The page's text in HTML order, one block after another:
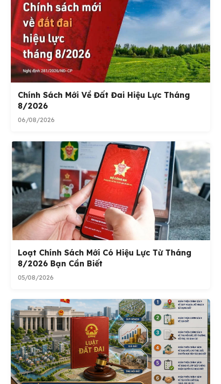
Chính Sách Mới Về Đất Đai Hiệu Lực Tháng
8/2026
06/08/2026
Loạt Chính Sách Mới Có Hiệu Lực Từ Tháng
8/2026 Bạn Cần Biết
05/08/2026